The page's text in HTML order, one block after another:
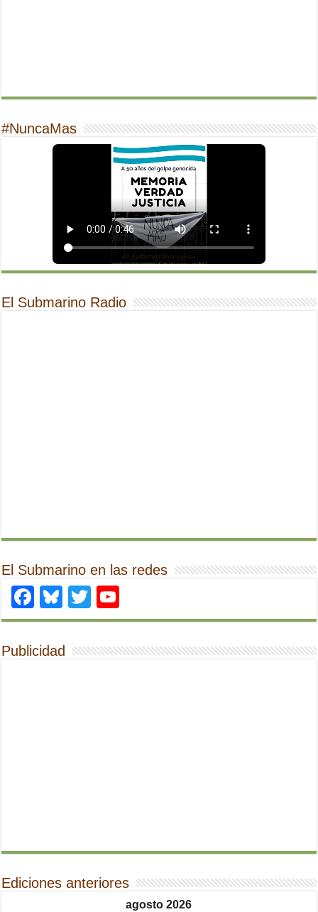
#NuncaMas
El Submarino Radio
El Submarino en las redes
Facebook
Bluesky
Twitter
Publicidad
Ediciones anteriores
agosto 2026